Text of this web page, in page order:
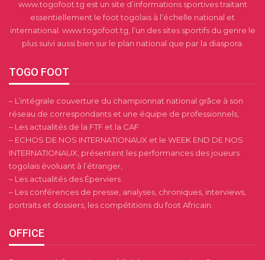
www.togofoot.tg est un site d’informations sportives traitant
essentiellement le foot togolais à l’échelle national et
international. www.togofoot.tg, l’un des sites sportifs du genre le
plus suivi aussi bien sur le plan national que par la diaspora.
TOGO FOOT
– L’intégrale couverture du championnat national grâce à son
réseau de correspondants et une équipe de professionnels,
– Les actualités de la FTF et la CAF
– ECHOS DE NOS INTERNATIONAUX et le WEEK END DE NOS
INTERNATIONAUX, présentent les performances des joueurs
togolais évoluant à l’étranger,
– Les actualités des Éperviers
– Les conférences de presse, analyses, chroniques, interviews,
portraits et dossiers, les compétitions du foot Africain.
OFFICE